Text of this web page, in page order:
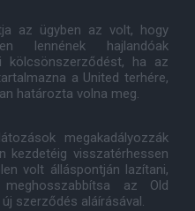
az ügyben az volt, hogy
lennének hajlandóak
kölcsönszerződést, ha az
a United terhére,
határozta volna meg.
megakadályozzák
kezdetéig visszatérhessen
volt álláspontján lazítani,
az Old
szerződés aláírásával.